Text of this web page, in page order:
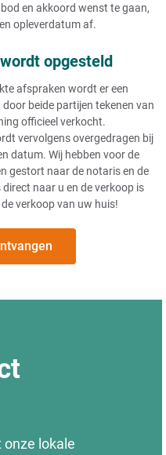
en akkoord wenst te gaan,
opleverdatum af.
opgesteld
afspraken wordt er een
beide partijen tekenen van
officieel verkocht.
vervolgens overgedragen bij
datum. Wij hebben voor de
gestort naar de notaris en de
naar u en de verkoop is
verkoop van uw huis!
lokale